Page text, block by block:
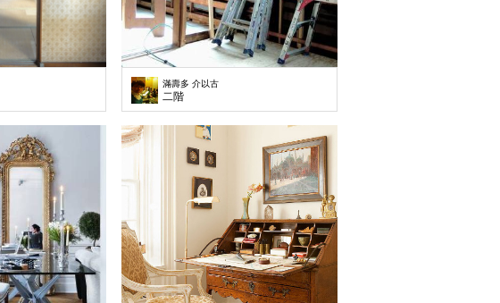
滿壽多 介以古
二階